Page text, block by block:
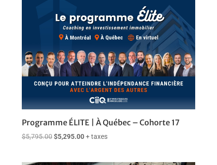
Programme ÉLITE | À Québec – Cohorte 17
$5,795.00 Le
$5,295.00Le+ taxes